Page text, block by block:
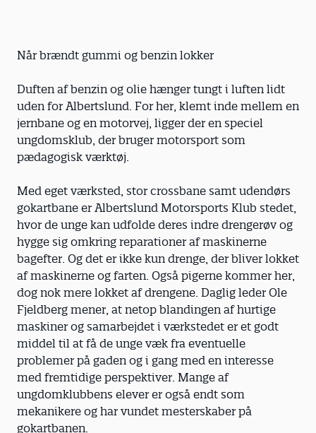
Når brændt gummi og benzin lokker
Duften af benzin og olie hænger tungt i luften lidt
uden for Albertslund. For her, klemt inde mellem en
jernbane og en motorvej, ligger der en speciel
ungdomsklub, der bruger motorsport som
pædagogisk værktøj.
Med eget værksted, stor crossbane samt udendørs
gokartbane er Albertslund Motorsports Klub stedet,
hvor de unge kan udfolde deres indre drengerøv og
hygge sig omkring reparationer af maskinerne
bagefter. Og det er ikke kun drenge, der bliver lokket
af maskinerne og farten. Også pigerne kommer her,
dog nok mere lokket af drengene. Daglig leder Ole
Fjeldberg mener, at netop blandingen af hurtige
maskiner og samarbejdet i værkstedet er et godt
middel til at få de unge væk fra eventuelle
problemer på gaden og i gang med en interesse
med fremtidige perspektiver. Mange af
ungdomklubbens elever er også endt som
mekanikere og har vundet mesterskaber på
gokartbanen.